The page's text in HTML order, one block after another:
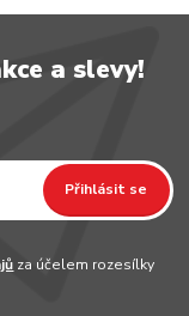
a slevy!
Přihlásit se
za účelem rozesílky